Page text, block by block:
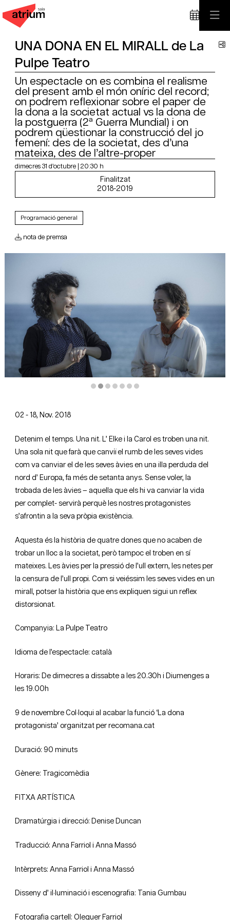
UNA DONA EN EL MIRALL de La
Pulpe Teatro
Un espectacle on es combina el realisme
del present amb el món oníric del record;
on podrem reflexionar sobre el paper de
la dona a la societat actual vs la dona de
la postguerra (2ª Guerra Mundial) i on
podrem qüestionar la construcció del jo
femení: des de la societat, des d’una
mateixa, des de l’altre-proper
dimecres 31 d’octubre 20:30 h
Finalitzat
2018-2019
Programació general
nota de premsa
02 - 18, Nov. 2018
Detenim el temps. Una nit. L’ Elke i la Carol es troben una nit.
Una sola nit que farà que canviï el rumb de les seves vides
com va canviar el de les seves àvies en una illa perduda del
nord d’ Europa, fa més de setanta anys. Sense voler, la
trobada de les àvies – aquella que els hi va canviar la vida
per complet- servirà perquè les nostres protagonistes
s’afrontin a la seva pròpia existència.
Aquesta és la història de quatre dones que no acaben de
trobar un lloc a la societat, però tampoc el troben en sí
mateixes. Les àvies per la pressió de l’ull extern, les netes per
la censura de l’ull propi. Com si veiéssim les seves vides en un
mirall, potser la història que ens expliquen sigui un reflex
distorsionat.
Companyia: La Pulpe Teatro
Idioma de l’espectacle: català
Horaris: De dimecres a dissabte a les 20.30h i Diumenges a
les 19.00h
9 de novembre Col·loqui al acabar la funció ‘La dona
protagonista’ organitzat per recomana.cat
Duració: 90 minuts
Gènere: Tragicomèdia
FITXA ARTÍSTICA
Dramatúrgia i direcció: Denise Duncan
Traducció: Anna Farriol i Anna Massó
Intèrprets: Anna Farriol i Anna Massó
Disseny d’ il·luminació i escenografia: Tania Gumbau
Fotografia cartell: Oleguer Farriol